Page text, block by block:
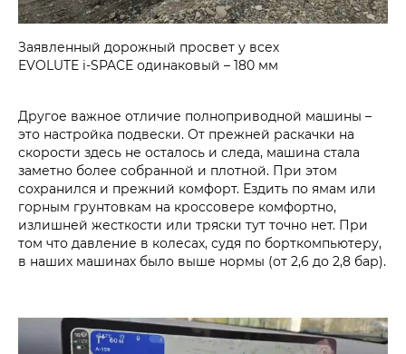
Заявленный дорожный просвет у всех
EVOLUTE i‑SPACE одинаковый – 180 мм
Другое важное отличие полноприводной машины –
это настройка подвески. От прежней раскачки на
скорости здесь не осталось и следа, машина стала
заметно более собранной и плотной. При этом
сохранился и прежний комфорт. Ездить по ямам или
горным грунтовкам на кроссовере комфортно,
излишней жесткости или тряски тут точно нет. При
том что давление в колесах, судя по борткомпьютеру,
в наших машинах было выше нормы (от 2,6 до 2,8 бар).